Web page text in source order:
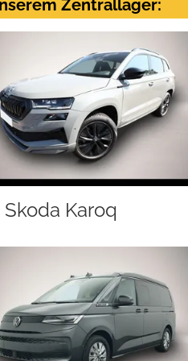
Zentrallager:
Skoda Karoq